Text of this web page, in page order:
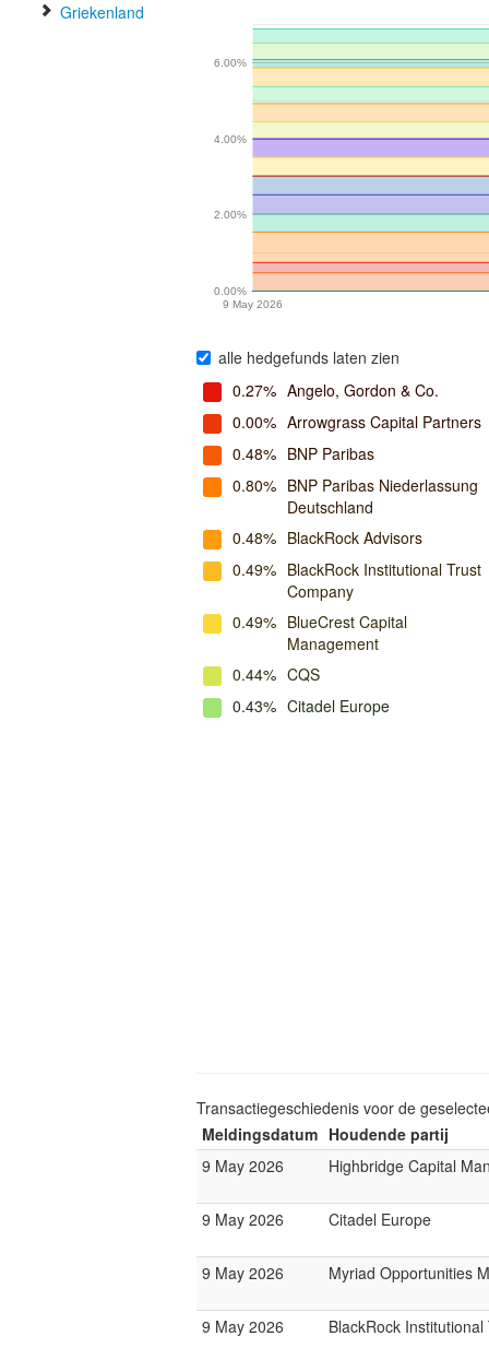
Griekenland
9 May 2026
0.00%
2.00%
4.00%
6.00%
alle hedgefunds laten zien
0.27% Angelo, Gordon & Co.
0.00% Arrowgrass Capital Partners
0.48% BNP Paribas
0.80% BNP Paribas Niederlassung
Deutschland
0.48% BlackRock Advisors
0.49% BlackRock Institutional Trust
Company
0.49% BlueCrest Capital
Management
0.44% CQS
0.43% Citadel Europe
Transactiegeschiedenis voor de
Meldingsdatum Houdende partij
9 May 2026
Highbridge Capital
9 May 2026 Citadel Europe
9 May 2026 Myriad Opportunities
9 May 2026 BlackRock